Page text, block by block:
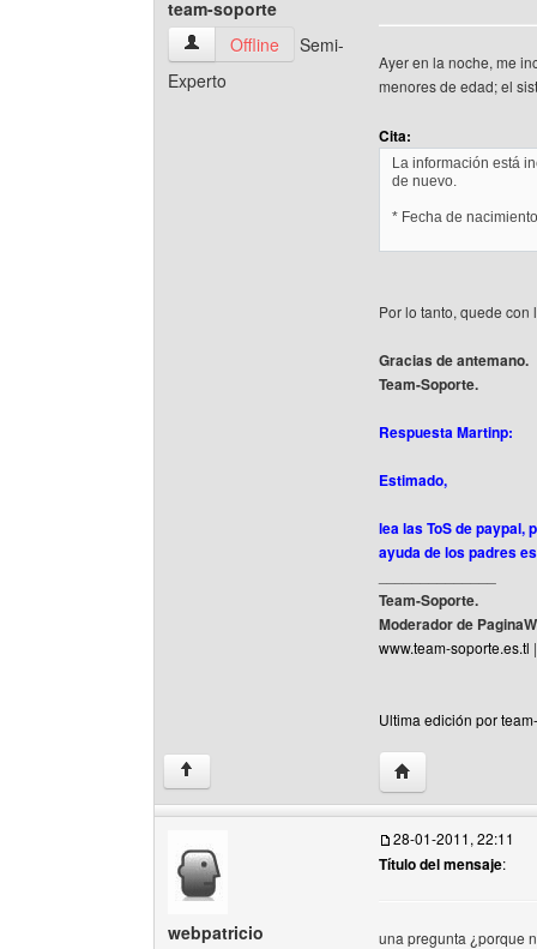
team-soporte
team-soporte Ver perfil del usuario
Offline
Semi-
Experto
Ayer en la noche, me
menores de edad; el
Cita:
La información está
de nuevo.
* Fecha de
Por lo tanto, quede
Gracias de antemano.
Team-Soporte.
Respuesta Martinp:
Estimado,
lea las ToS de paypal,
ayuda de los padres
Team-Soporte.
Moderador de
www.team-soporte.es.tl
Ultima edición por
↑ Visitar sitio web
webpatricio
28-01-2011, 22:11
Título del mensaje:
una pregunta ¿porque